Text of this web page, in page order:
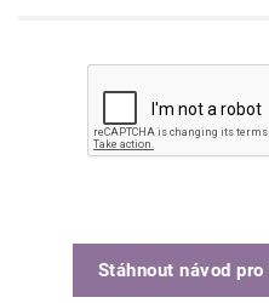
Stáhnout návod pro